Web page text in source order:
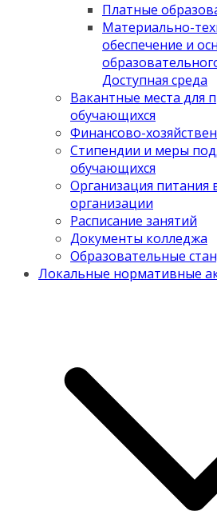
Платные
Материально-
обеспечение и
Доступная среда
Вакантные места для
обучающихся
Финансово-
Стипендии и меры
обучающихся
Организация питания
организации
Расписание занятий
Документы колледжа
Образовательные
Локальные нормативные